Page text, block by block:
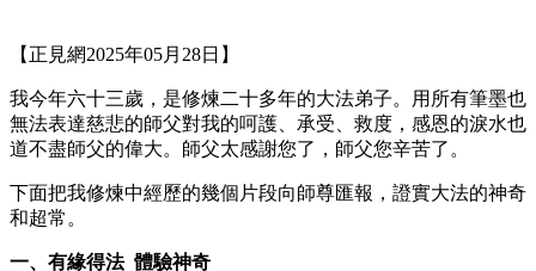
【正見網2025年05月28日】
我今年六十三歲，是修煉二十多年的大法弟子。用所有筆墨也
無法表達慈悲的師父對我的呵護、承受、救度，感恩的淚水也
道不盡師父的偉大。師父太感謝您了，師父您辛苦了。
下面把我修煉中經歷的幾個片段向師尊匯報，證實大法的神奇
和超常。
一、有緣得法 體驗神奇